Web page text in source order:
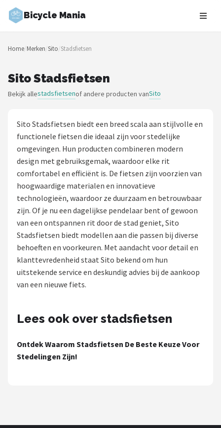
Bicycle Mania
Zoeken
NAVIGATIE
Merken
Kinderfietsen
Stadsfietsen
Elektrische fietsen
Mountainbikes
Shop
Volare
ABUS
Home/Merken/Sito/Stadsfietsen
Sito Stadsfietsen
Bekijk allestadsfietsenof andere producten vanSito
Sito Stadsfietsen biedt een breed scala aan stijlvolle en
functionele fietsen die ideaal zijn voor stedelijke
omgevingen. Hun producten combineren modern
design met gebruiksgemak, waardoor elke rit
comfortabel en efficiënt is. De fietsen zijn voorzien van
hoogwaardige materialen en innovatieve
technologieën, waardoor ze duurzaam en betrouwbaar
zijn. Of je nu een dagelijkse pendelaar bent of gewoon
van een ontspannen rit door de stad geniet, Sito
Stadsfietsen biedt modellen aan die passen bij diverse
behoeften en voorkeuren. Met aandacht voor detail en
klanttevredenheid staat Sito bekend om hun
uitstekende service en deskundig advies bij de aankoop
van een nieuwe fiets.
Lees ook over stadsfietsen
Ontdek Waarom Stadsfietsen De Beste Keuze Voor
Stedelingen Zijn!